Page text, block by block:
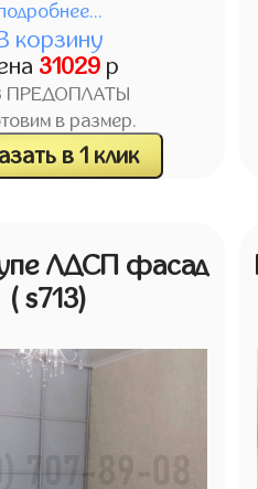
корзину
31029 р
ПРЕДОПЛАТЫ
в размер.
в 1 клик
ЛДСП фасад
( s713)